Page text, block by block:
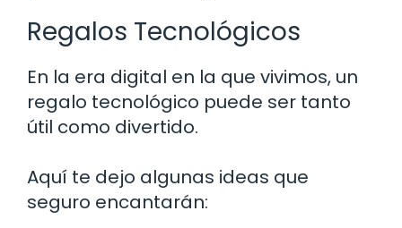
Regalos Tecnológicos
En la era digital en la que vivimos, un
regalo tecnológico puede ser tanto
útil como divertido.
Aquí te dejo algunas ideas que
seguro encantarán: